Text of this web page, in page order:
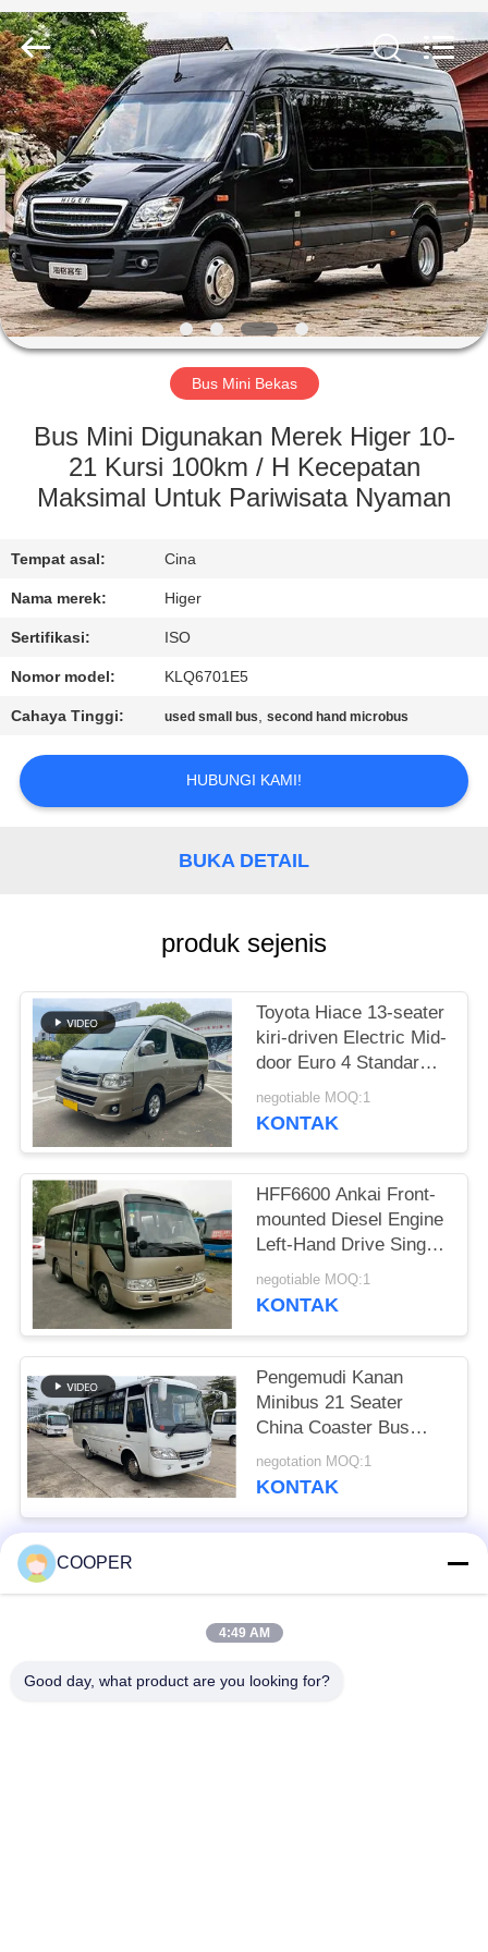
RUMAH
PRODUK
TENTANG
KAMI
TUR
KONTROL
KUALITAS
HUBUNGI
KAMI
PERMINTAAN
PENAWARAN
SITEMAP
COOPER
INDUSTRY
CO.,
LTD..
All
Rights
Reserved.
Bus Mini Bekas
Bus Mini Digunakan Merek Higer 10-
21 Kursi 100km / H Kecepatan
Maksimal Untuk Pariwisata Nyaman
Tempat asal: Cina
Nama merek: Higer
Sertifikasi: ISO
Nomor model: KLQ6701E5
Cahaya Tinggi: used small bus,second hand microbus
HUBUNGI KAMI!
BUKA DETAIL
produk sejenis
Toyota Hiace 13-seater
kiri-driven Electric Mid-
door Euro 4 Standar
Champagne Gold
Minibus
negotiable MOQ:1
KONTAK
HFF6600 Ankai Front-
mounted Diesel Engine
Left-Hand Drive Single-
door Medium-sized
Bus
negotiable MOQ:1
KONTAK
Pengemudi Kanan
Minibus 21 Seater
China Coaster Bus
Euro 3 Mesin Diesel
Kapasitas 3000cc
negotation MOQ:1
KONTAK
Bad Request
COOPER
4:49 AM
Good day, what product are you looking for?